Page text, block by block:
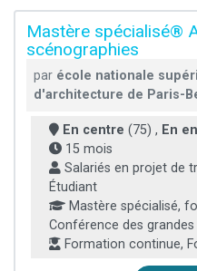
Mastère spécialisé®
scénographies
par école nationale
d'architecture de Paris-
En centre (75) , En
15 mois
Salariés en projet de
Étudiant
Mastère spécialisé,
Conférence des
Formation continue,